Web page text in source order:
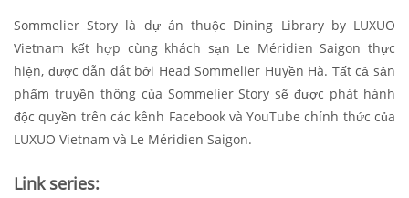
Sommelier Story là dự án thuộc Dining Library by LUXUO
Vietnam kết hợp cùng khách sạn Le Méridien Saigon thực
hiện, được dẫn dắt bởi Head Sommelier Huyền Hà. Tất cả sản
phẩm truyền thông của Sommelier Story sẽ được phát hành
độc quyền trên các kênh Facebook và YouTube chính thức của
LUXUO Vietnam và Le Méridien Saigon.
Link series: